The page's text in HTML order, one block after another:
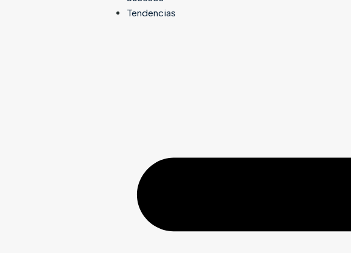
Tendencias